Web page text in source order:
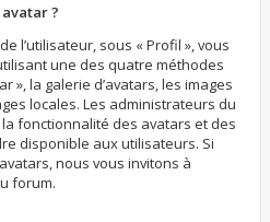
?
l’utilisateur, sous « Profil », vous
une des quatre méthodes
», la galerie d’avatars, les images
locales. Les administrateurs du
fonctionnalité des avatars et des
disponible aux utilisateurs. Si
nous vous invitons à
forum.